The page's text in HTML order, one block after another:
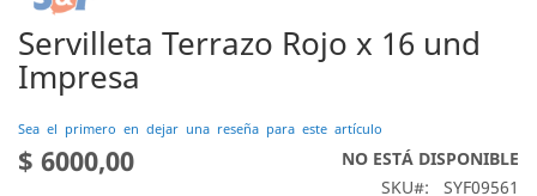
Servilleta Terrazo Rojo x 16 und
Impresa
Sea el primero en dejar una reseña para este artículo
$ 6000,00 NO ESTÁ DISPONIBLE
SKU SYF09561
Saltar
comienzo
la
galería